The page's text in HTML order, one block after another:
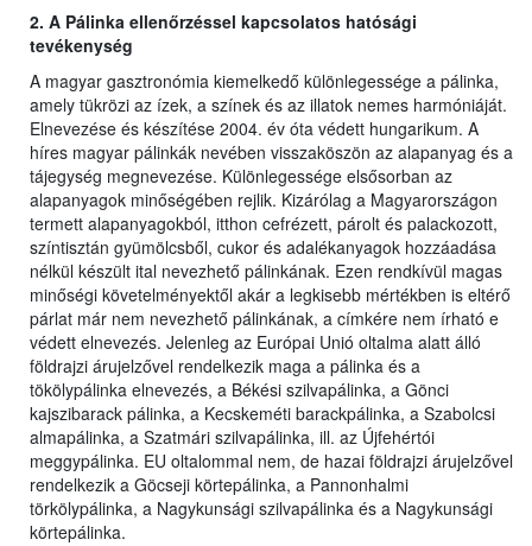
2. A Pálinka ellenőrzéssel kapcsolatos hatósági
tevékenység
A magyar gasztronómia kiemelkedő különlegessége a pálinka,
amely tükrözi az ízek, a színek és az illatok nemes harmóniáját.
Elnevezése és készítése 2004. év óta védett hungarikum. A
híres magyar pálinkák nevében visszaköszön az alapanyag és a
tájegység megnevezése. Különlegessége elsősorban az
alapanyagok minőségében rejlik. Kizárólag a Magyarországon
termett alapanyagokból, itthon cefrézett, párolt és palackozott,
színtisztán gyümölcsből, cukor és adalékanyagok hozzáadása
nélkül készült ital nevezhető pálinkának. Ezen rendkívül magas
minőségi követelményektől akár a legkisebb mértékben is eltérő
párlat már nem nevezhető pálinkának, a címkére nem írható e
védett elnevezés. Jelenleg az Európai Unió oltalma alatt álló
földrajzi árujelzővel rendelkezik maga a pálinka és a
tökölypálinka elnevezés, a Békési szilvapálinka, a Gönci
kajszibarack pálinka, a Kecskeméti barackpálinka, a Szabolcsi
almapálinka, a Szatmári szilvapálinka, ill. az Újfehértói
meggypálinka. EU oltalommal nem, de hazai földrajzi árujelzővel
rendelkezik a Göcseji körtepálinka, a Pannonhalmi
törkölypálinka, a Nagykunsági szilvapálinka és a Nagykunsági
körtepálinka.